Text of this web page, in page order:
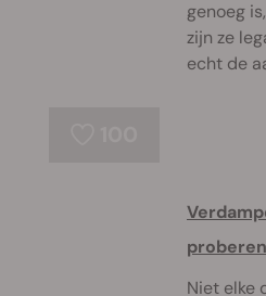
genoeg
zijn ze
echt de
proberen
Niet elke